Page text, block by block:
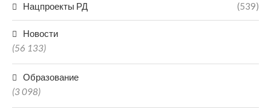
Нацпроекты РД (539)
Новости
(56 133)
Образование
(3 098)